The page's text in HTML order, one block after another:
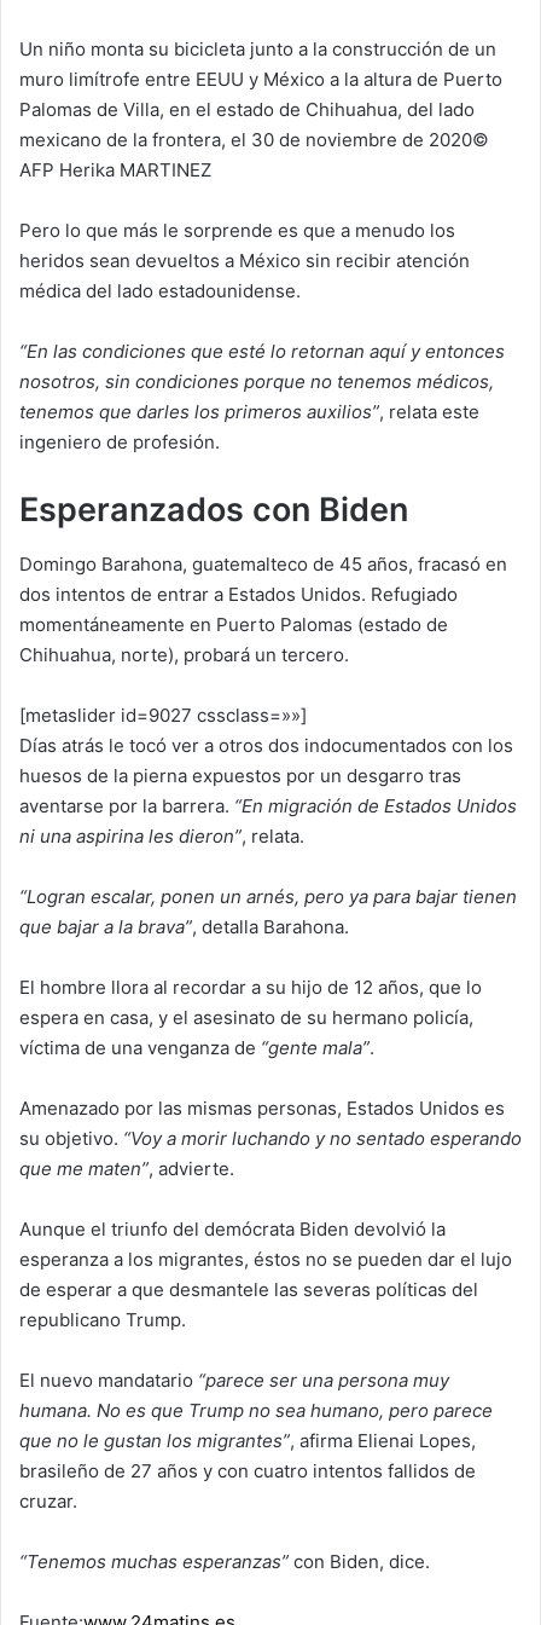
Un niño monta su bicicleta junto a la construcción de un
muro limítrofe entre EEUU y México a la altura de Puerto
Palomas de Villa, en el estado de Chihuahua, del lado
mexicano de la frontera, el 30 de noviembre de 2020©
AFP Herika MARTINEZ
Pero lo que más le sorprende es que a menudo los
heridos sean devueltos a México sin recibir atención
médica del lado estadounidense.
“En las condiciones que esté lo retornan aquí y entonces
nosotros, sin condiciones porque no tenemos médicos,
tenemos que darles los primeros auxilios”, relata este
ingeniero de profesión.
Esperanzados con Biden
Domingo Barahona, guatemalteco de 45 años, fracasó en
dos intentos de entrar a Estados Unidos. Refugiado
momentáneamente en Puerto Palomas (estado de
Chihuahua, norte), probará un tercero.
[metaslider id=9027 cssclass=»»]
Días atrás le tocó ver a otros dos indocumentados con los
huesos de la pierna expuestos por un desgarro tras
aventarse por la barrera. “En migración de Estados Unidos
ni una aspirina les dieron”, relata.
“Logran escalar, ponen un arnés, pero ya para bajar tienen
que bajar a la brava”, detalla Barahona.
El hombre llora al recordar a su hijo de 12 años, que lo
espera en casa, y el asesinato de su hermano policía,
víctima de una venganza de “gente mala”.
Amenazado por las mismas personas, Estados Unidos es
su objetivo. “Voy a morir luchando y no sentado esperando
que me maten”, advierte.
Aunque el triunfo del demócrata Biden devolvió la
esperanza a los migrantes, éstos no se pueden dar el lujo
de esperar a que desmantele las severas políticas del
republicano Trump.
El nuevo mandatario “parece ser una persona muy
humana. No es que Trump no sea humano, pero parece
que no le gustan los migrantes”, afirma Elienai Lopes,
brasileño de 27 años y con cuatro intentos fallidos de
cruzar.
“Tenemos muchas esperanzas” con Biden, dice.